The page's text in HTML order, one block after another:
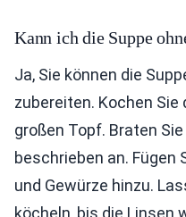
Kann ich die Suppe
Ja, Sie können die
zubereiten. Kochen
großen Topf. Braten
beschrieben an. Fügen
und Gewürze hinzu.
köcheln, bis die Linsen